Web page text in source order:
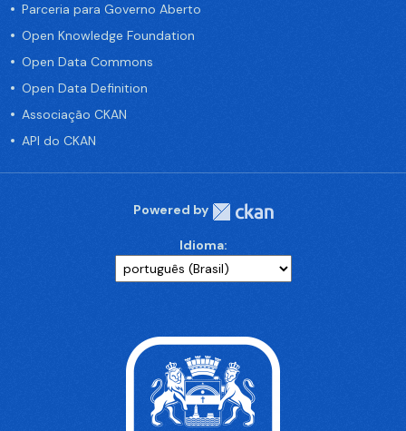
Parceria para Governo Aberto
Open Knowledge Foundation
Open Data Commons
Open Data Definition
Associação CKAN
API do CKAN
Powered by
Idioma